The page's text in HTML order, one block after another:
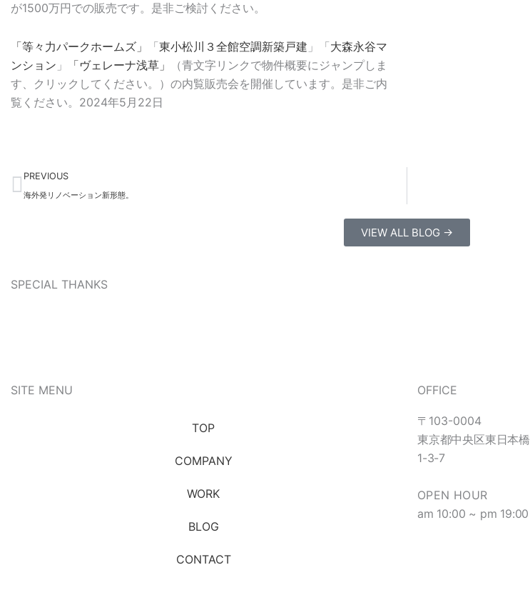
が1500万円での販売です。是非ご検討ください。
「等々力パークホームズ」 「東小松川３全館空調新築戸建 」「大森永谷マ
ンション 」 「ヴェレーナ浅草」
（青文字リンクで物件概要にジャンプしま
す、クリックしてください。）の内覧販売会を開催しています。是非ご内
覧ください。2024年5月22日
Prev
PREVIOUS
海外発リノベーション新形態。
VIEW ALL BLOG →
SPECIAL THANKS
SITE MENU
TOP
COMPANY
WORK
BLOG
CONTACT
OFFICE
〒103-0004
東京都中央区東日本橋
1-3-7
OPEN HOUR
am 10:00 ~ pm 19:00